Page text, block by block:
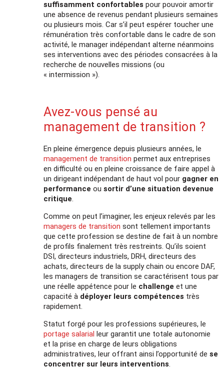
suffisamment confortables pour pouvoir amortir
une absence de revenus pendant plusieurs semaines
ou plusieurs mois. Car s’il peut espérer toucher une
rémunération très confortable dans le cadre de son
activité, le manager indépendant alterne néanmoins
ses interventions avec des périodes consacrées à la
recherche de nouvelles missions (ou
« intermission »).
Avez-vous pensé au
management de transition ?
En pleine émergence depuis plusieurs années, le
management de transition permet aux entreprises
en difficulté ou en pleine croissance de faire appel à
un dirigeant indépendant de haut vol pour gagner en
performance ousortir d’une situation devenue
critique.
Comme on peut l’imaginer, les enjeux relevés par les
managers de transition sont tellement importants
que cette profession se destine de fait à un nombre
de profils finalement très restreints. Qu’ils soient
DSI, directeurs industriels, DRH, directeurs des
achats, directeurs de la supply chain ou encore DAF,
les managers de transition se caractérisent tous par
une réelle appétence pour le challenge et une
capacité à déployer leurs compétences très
rapidement.
Statut forgé pour les professions supérieures, le
portage salarial leur garantit une totale autonomie
et la prise en charge de leurs obligations
administratives, leur offrant ainsi l’opportunité dese
concentrer sur leurs interventions.